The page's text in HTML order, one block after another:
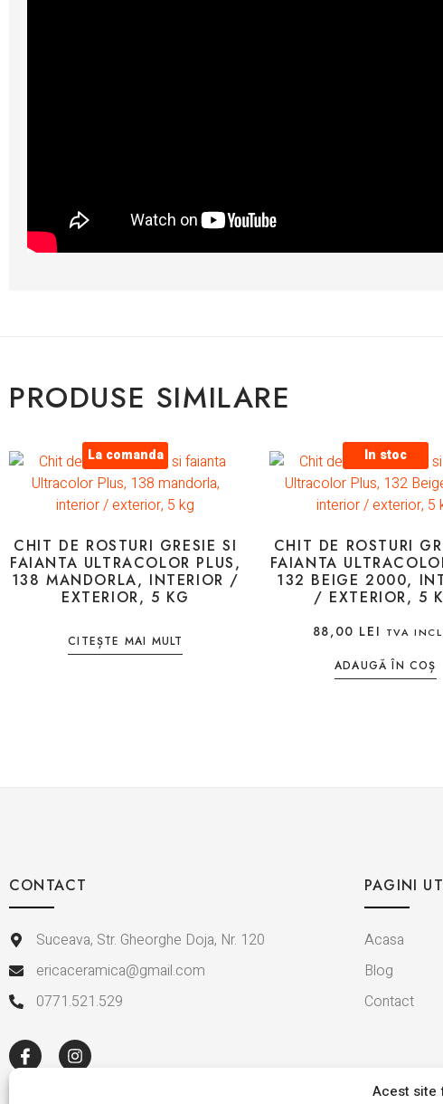
Acest site
PRODUSE SIMILARE
La comanda
CHIT DE ROSTURI GRESIE SI
FAIANTA ULTRACOLOR PLUS,
138 MANDORLA, INTERIOR /
EXTERIOR, 5 KG
CITEȘTE MAI MULT
In stoc
CHIT DE ROSTURI
FAIANTA
132 BEIGE 2000,
/ EXTERIOR, 5
88,00 LEI TVA
ADAUGĂ ÎN COȘ
CONTACT
Suceava, Str. Gheorghe Doja, Nr. 120
ericaceramica@gmail.com
0771.521.529
PAGINI
Acasa
Blog
Contact